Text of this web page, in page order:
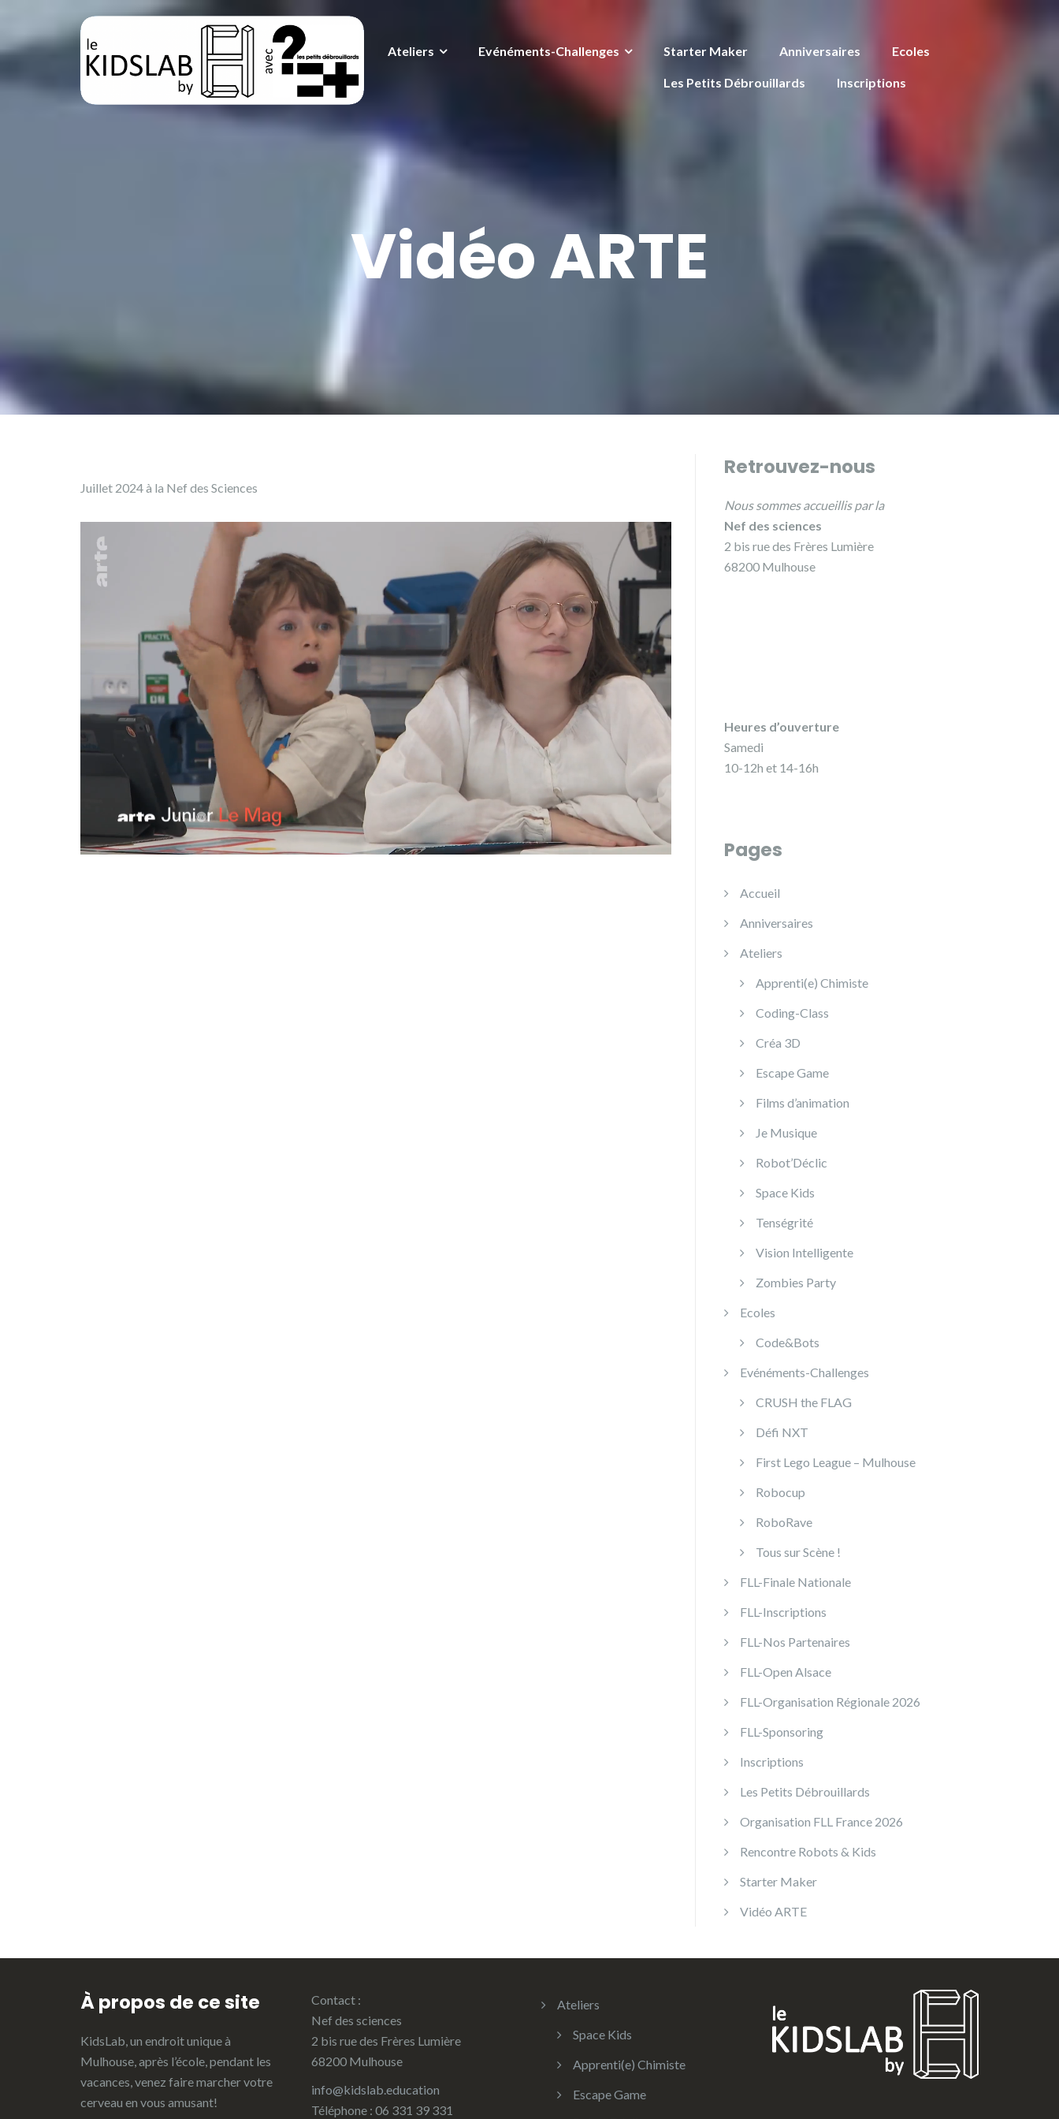
Ateliers Evénéments-Challenges Starter Maker Anniversaires Ecoles
Les Petits Débrouillards Inscriptions
Vidéo ARTE
Juillet 2024 à la Nef des Sciences
Retrouvez-nous
Nous sommes accueillis par la
Nef des sciences
2 bis rue des Frères Lumière
68200 Mulhouse
Heures d’ouverture
Samedi
10-12h et 14-16h
Pages
Accueil
Anniversaires
Ateliers
Apprenti(e) Chimiste
Coding-Class
Créa 3D
Escape Game
Films d’animation
Je Musique
Robot’Déclic
Space Kids
Tenségrité
Vision Intelligente
Zombies Party
Ecoles
Code&Bots
Evénéments-Challenges
CRUSH the FLAG
Défi NXT
First Lego League – Mulhouse
Robocup
RoboRave
Tous sur Scène !
FLL-Finale Nationale
FLL-Inscriptions
FLL-Nos Partenaires
FLL-Open Alsace
FLL-Organisation Régionale 2026
FLL-Sponsoring
Inscriptions
Les Petits Débrouillards
Organisation FLL France 2026
Rencontre Robots & Kids
Starter Maker
Vidéo ARTE
À propos de ce site
KidsLab, un endroit unique à
Mulhouse, après l’école, pendant les
vacances, venez faire marcher votre
cerveau en vous amusant!
Contact :
Nef des sciences
2 bis rue des Frères Lumière
68200 Mulhouse
info@kidslab.education
Téléphone : 06 331 39 331
Ateliers
Space Kids
Apprenti(e) Chimiste
Escape Game